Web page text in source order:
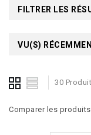
FILTRER LES
VU(S)
30
Comparer les